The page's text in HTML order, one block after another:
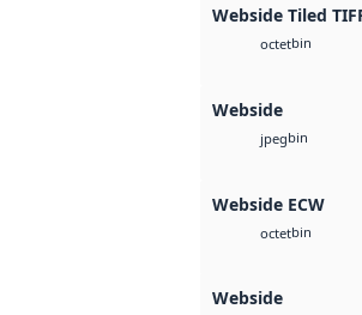
Webside Tiled
octetbin
Webside
jpegbin
Webside ECW
octetbin
Webside